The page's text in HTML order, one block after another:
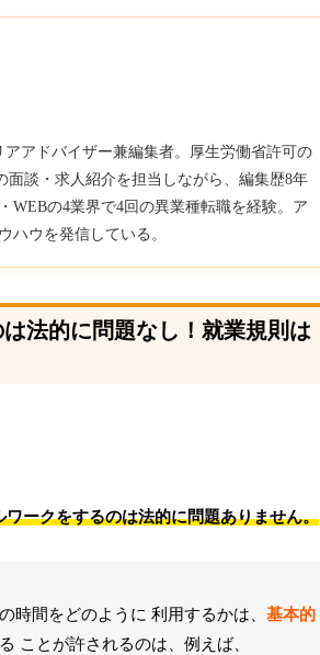
アアドバイザー兼編集者。厚生労働省許可の
面談・求人紹介を担当しながら、編集歴8年
WEBの4業界で4回の異業種転職を経験。ア
ハウを発信している。
法的に問題なし！就業規則は
ークをするのは法的に問題ありません。
時間をどのように 利用するかは、 基本的
ことが許されるのは、例えば、